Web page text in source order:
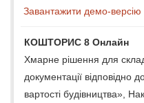
Завантажити демо-версію
КОШТОРИС 8 Онлайн
Хмарне рішення для
документації відповідно
вартості будівництва»,